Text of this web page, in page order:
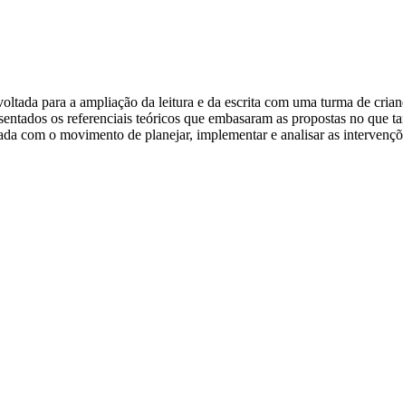
para a ampliação da leitura e da escrita com uma turma de
os referenciais teóricos que embasaram as propostas no que
com o movimento de planejar, implementar e analisar as